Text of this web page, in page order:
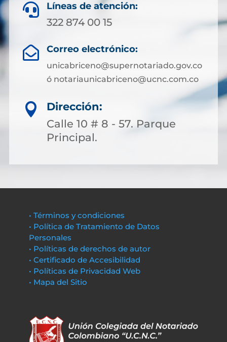
 Líneas de atención:
322 874 00 15
 Correo electrónico:
unicabriceno@supernotariado.gov.co
ó notariaunicabriceno@ucnc.com.co

Dirección:
Calle 10 # 8 - 57. Parque
Principal.
• Términos y condiciones
• Política de Tratamiento de Datos
Personales
• Políticas de derechos de autor
• Certificado de Accesibilidad
• Políticas de Privacidad Web
• Mapa del Sitio